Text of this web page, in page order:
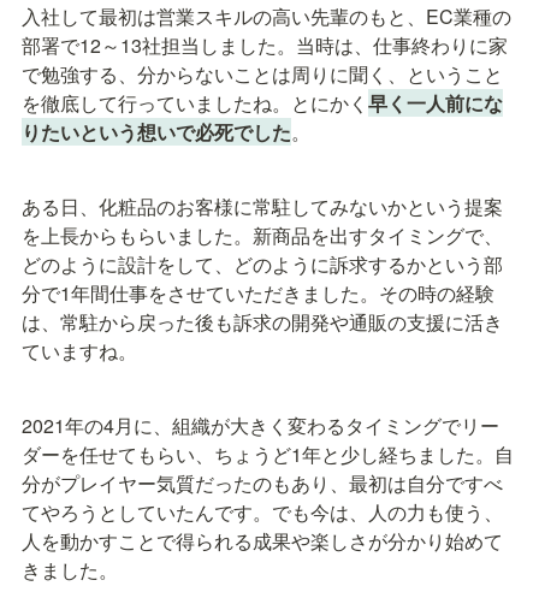
入社して最初は営業スキルの高い先輩のもと、EC業種の
部署で12～13社担当しました。当時は、仕事終わりに家
で勉強する、分からないことは周りに聞く、ということ
を徹底して行っていましたね。とにかく 早く一人前にな
りたいという想いで必死でした。
ある日、化粧品のお客様に常駐してみないかという提案
を上長からもらいました。新商品を出すタイミングで、
どのように設計をして、どのように訴求するかという部
分で1年間仕事をさせていただきました。その時の経験
は、常駐から戻った後も訴求の開発や通販の支援に活き
ていますね。
2021年の4月に、組織が大きく変わるタイミングでリー
ダーを任せてもらい、ちょうど1年と少し経ちました。自
分がプレイヤー気質だったのもあり、最初は自分ですべ
てやろうとしていたんです。でも今は、人の力も使う、
人を動かすことで得られる成果や楽しさが分かり始めて
きました。